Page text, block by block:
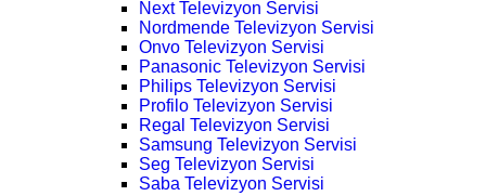
Next Televizyon Servisi
Nordmende Televizyon Servisi
Onvo Televizyon Servisi
Panasonic Televizyon Servisi
Philips Televizyon Servisi
Profilo Televizyon Servisi
Regal Televizyon Servisi
Samsung Televizyon Servisi
Seg Televizyon Servisi
Saba Televizyon Servisi